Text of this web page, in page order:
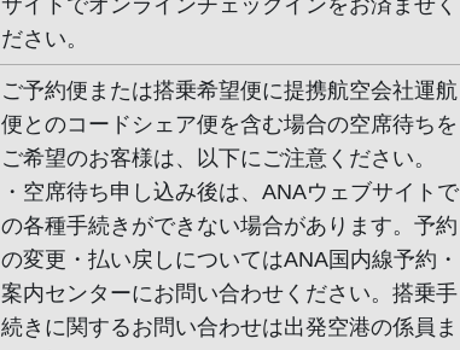
サイトでオンラインチェックインをお済ませく
ださい。
ご予約便または搭乗希望便に提携航空会社運航
便とのコードシェア便を含む場合の空席待ちを
ご希望のお客様は、以下にご注意ください。
・空席待ち申し込み後は、ANAウェブサイトで
の各種手続きができない場合があります。予約
の変更・払い戻しについてはANA国内線予約・
案内センターにお問い合わせください。搭乗手
続きに関するお問い合わせは出発空港の係員ま